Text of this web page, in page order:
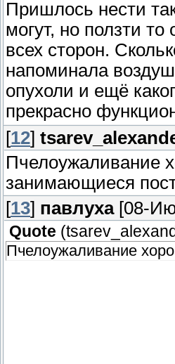
Пришлось нести
могут, но ползти
всех сторон.
напоминала
опухоли и ещё
прекрасно
[12]
Пчелоужаливание
занимающиеся
[13] павлуха[08-
Quote (
Пчелоужаливание